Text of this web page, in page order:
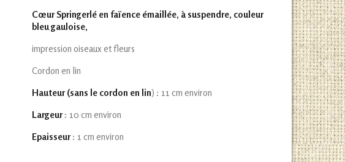
Cœur Springerlé en faïence émaillée, à suspendre, couleur
bleu gauloise,
impression oiseaux et fleurs
Cordon en lin
Hauteur (sans le cordon en lin) : 11 cm environ
Largeur: 10 cm environ
Epaisseur: 1 cm environ